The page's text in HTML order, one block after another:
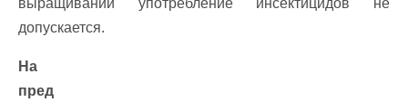
выращивании употребление инсектицидов не
допускается.
На
пред